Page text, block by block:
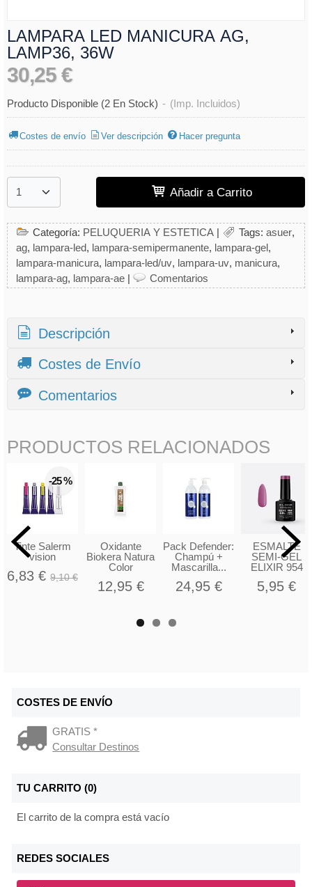
COSTES DE ENVÍO
GRATIS *
Consultar Destinos
TU CARRITO (0)
El carrito de la compra está vacío
REDES SOCIALES
LAMPARA LED MANICURA AG,
LAMP36, 36W
30,25 €
Producto Disponible (2 En Stock) - (Imp. Incluidos)
Costes de envío Ver descripción Hacer pregunta
Añadir a Carrito
Categoría: PELUQUERIA Y ESTETICA | Tags: asuer
ag lampara-led lampara-semipermanente lampara-gel
lampara-manicura lampara-led/uv lampara-uv manicura
lampara-ag lampara-ae | Comentarios
Descripción
Costes de Envío
Comentarios
PRODUCTOS RELACIONADOS
-25 %
Tinte Salerm
vision
6,83 € 9,10 €
Oxidante
Biokera Natura
Color
12,95 €
Pack Defender:
Champú +
Mascarilla...
24,95 €
ESMALTE
SEMI-GEL
ELIXIR 954
5,95 €